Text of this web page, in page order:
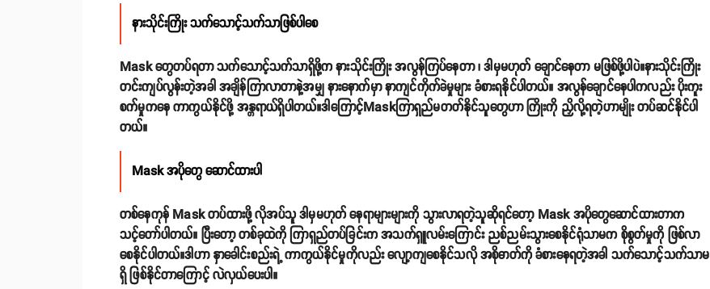
နားသိုင်းကြိုး သက်သောင့်သက်သာဖြစ်ပါစေ
Mask တွေတပ်ရတာ သက်သောင့်သက်သာရှိဖို့က နားသိုင်းကြိုး အလွန်ကြပ်နေတာ ၊ ဒါမှမဟုတ် ချောင်နေတာ မဖြစ်ဖို့ပါပဲ။နားသိုင်းကြိုး
တင်းကျပ်လွန်းတဲ့အခါ အချိန်ကြာလာတာနဲ့အမျှ နားနောက်မှာ နာကျင်ကိုက်ခဲမှုများ ခံစားရနိုင်ပါတယ်။ အလွန်ချောင်နေပါကလည်း ပိုးကူး
စက်မှုကနေ ကာကွယ်နိုင်ဖို့ အန္တရာယ်ရှိပါတယ်။ဒါကြောင့်Maskကြာရှည်မတတ်နိုင်သူတွေဟာ ကြိုးကို ညှိလို့ရတဲ့ဟာမျိုး တပ်ဆင်နိုင်ပါ
တယ်။
Mask အပိုတွေ ဆောင်ထားပါ
တစ်နေကုန် Mask တပ်ထားဖို့ လိုအပ်သူ ဒါမှမဟုတ် နေရာများများကို သွားလာရတဲ့သူဆိုရင်တော့ Mask အပိုတွေဆောင်ထားတာက
သင့်တော်ပါတယ်။ ပြီးတော့ တစ်ခုထဲကို ကြာရှည်တပ်ခြင်းက အသက်ရှူလမ်းကြောင်း ညစ်ညမ်းသွားစေနိုင်ရုံသာမက စိုစွတ်မှုကို ဖြစ်လာ
စေနိုင်ပါတယ်။ဒါဟာ နှာခေါင်းစည်းရဲ့ ကာကွယ်နိုင်မှုကိုလည်း လျော့ကျစေနိုင်သလို အစိုဓာတ်ကို ခံစားနေရတဲ့အခါ သက်သောင့်သက်သာမ
ရှိ ဖြစ်နိုင်တာကြောင့် လဲလှယ်ပေးပါ။